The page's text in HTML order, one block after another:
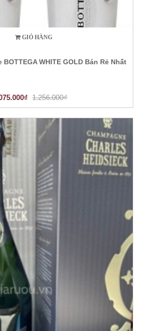
GIỎ HÀNG
WHITE GOLD Bán Rẻ Nhất
1.256.000₫